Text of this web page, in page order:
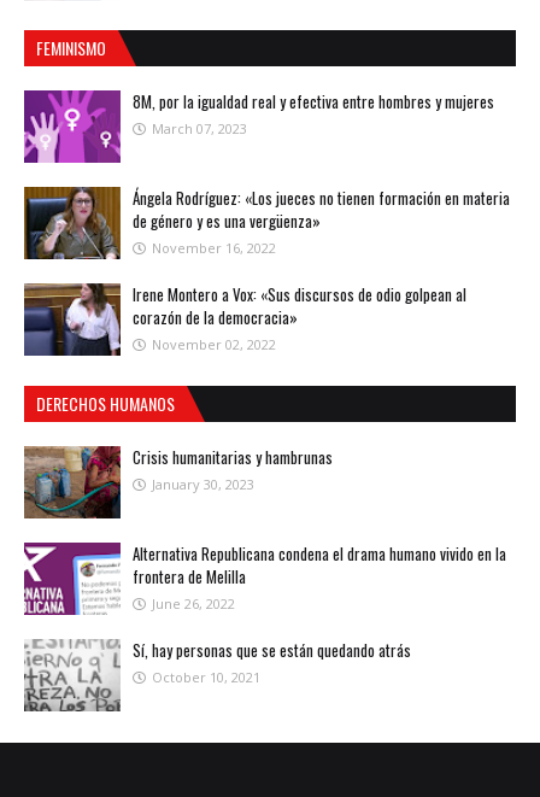
FEMINISMO
8M, por la igualdad real y efectiva entre hombres y mujeres
March 07, 2023
Ángela Rodríguez: «Los jueces no tienen formación en materia
de género y es una vergüenza»
November 16, 2022
Irene Montero a Vox: «Sus discursos de odio golpean al
corazón de la democracia»
November 02, 2022
DERECHOS HUMANOS
Crisis humanitarias y hambrunas
January 30, 2023
Alternativa Republicana condena el drama humano vivido en la
frontera de Melilla
June 26, 2022
Sí, hay personas que se están quedando atrás
October 10, 2021